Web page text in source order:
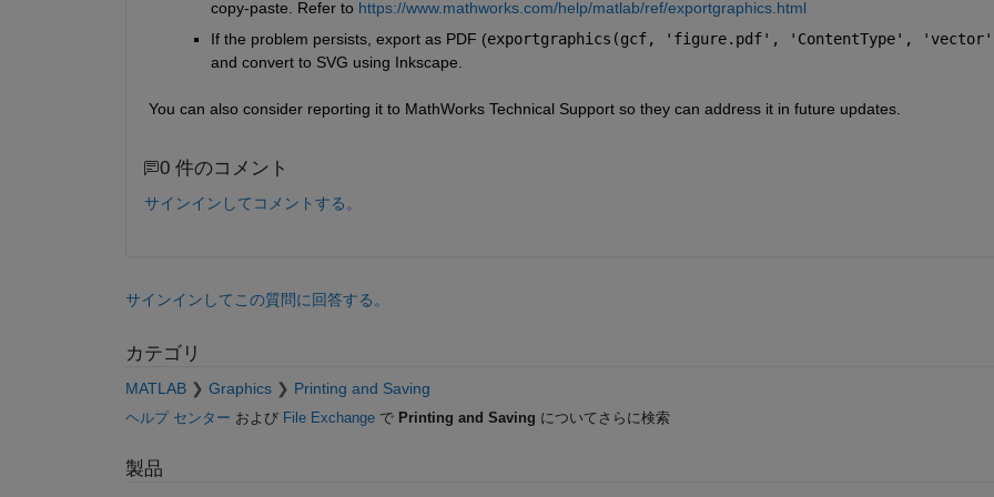
copy-paste. Refer to https://www.mathworks.com/help/matlab/ref/exportgraphics.html
If the problem persists, export as PDF (exportgraphics(gcf, 'figure.pdf', 'ContentType',
and convert to SVG using Inkscape.
You can also consider reporting it to MathWorks Technical Support so they can address it in future updates.
0 件のコメント
サインインしてコメントする。
サインインしてこの質問に回答する。
カテゴリ
MATLAB Graphics Printing and Saving
ヘルプ センター および File Exchangeで Printing and Saving についてさらに検索
製品